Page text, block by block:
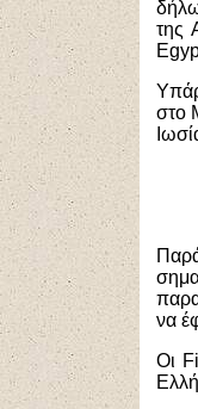
της
στο
να
Οι